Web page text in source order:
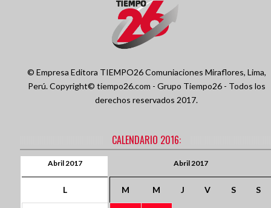
© Empresa Editora TIEMPO26 Comuniaciones Miraflores, Lima,
Perú.Copyright© tiempo26.com - Grupo Tiempo26 - Todos los
derechos reservados 2017.
CALENDARIO 2016:
Abril 2017
M M J V S S
Abril 2017
L